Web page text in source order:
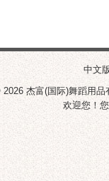
中文
2026杰富(国际)舞蹈用品
欢迎您！